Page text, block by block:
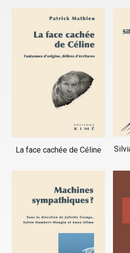
La face cachée de Céline